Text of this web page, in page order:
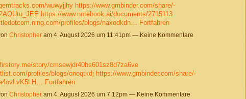
wuwyjjhy https://www.gmbinder.com/share/-
https://www.notebook.ai/documents/2715113
profiles/blogs/naxodkdn… Fortfahren
Christopheram 4. August 2026 um 11:41pm — Keine Kommentare
story/cmsewjdr40hs601sz8d7za6ve
profiles/blogs/onoqtkdj https://www.gmbinder.com/share/-
Fortfahren
Christopheram 4. August 2026 um 7:12pm — Keine Kommentare